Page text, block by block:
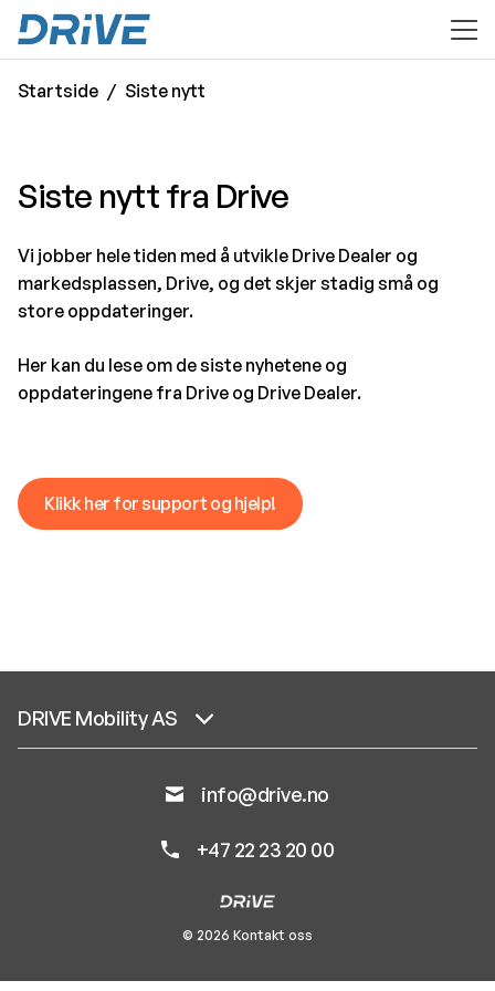
hovedinnhold
Startside Siste nytt
Siste nytt fra Drive
Vi jobber hele tiden med å utvikle Drive Dealer og
markedsplassen, Drive, og det skjer stadig små og
store oppdateringer.
Her kan du lese om de siste nyhetene og
oppdateringene fra Drive og Drive Dealer.
Klikk her for support og hjelp!
DRIVE Mobility AS
info@drive.no
+47 22 23 20 00
© 2026 Kontakt oss